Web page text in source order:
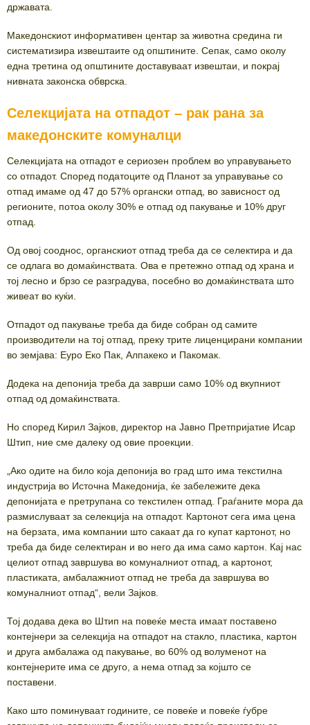
државата.
Македонскиот информативен центар за животна средина ги
систематизира извештаите од општините. Сепак, само околу
една третина од општините доставуваат извештаи, и покрај
нивната законска обврска.
Селекцијата на отпадот – рак рана за
македонските комуналци
Селекцијата на отпадот е сериозен проблем во управувањето
со отпадот. Според податоците од Планот за управување со
отпад имаме од 47 до 57% органски отпад, во зависност од
регионите, потоа околу 30% е отпад од пакување и 10% друг
отпад.
Од овој сооднос, органскиот отпад треба да се селектира и да
се одлага во домаќинствата. Ова е претежно отпад од храна и
тој лесно и брзо се разградува, посебно во домаќинствата што
живеат во куќи.
Отпадот од пакување треба да биде собран од самите
производители на тој отпад, преку трите лиценцирани компании
во земјава: Еуро Еко Пак, Алпакеко и Пакомак.
Додека на депонија треба да заврши само 10% од вкупниот
отпад од домаќинствата.
Но според Кирил Зајков, директор на Јавно Претпријатие Исар
Штип, ние сме далеку од овие проекции.
„Ако одите на било која депонија во град што има текстилна
индустрија во Источна Македонија, ќе забележите дека
депонијата е претрупана со текстилен отпад. Граѓаните мора да
размислуваат за селекција на отпадот. Картонот сега има цена
на берзата, има компании што сакаат да го купат картонот, но
треба да биде селектиран и во него да има само картон. Кај нас
целиот отпад завршува во комуналниот отпад, а картонот,
пластиката, амбалажниот отпад не треба да завршува во
комуналниот отпад“, вели Зајков.
Тој додава дека во Штип на повеќе места имаат поставено
контејнери за селекција на отпадот на стакло, пластика, картон
и друга амбалажа од пакување, во 60% од волуменот на
контејнерите има се друго, а нема отпад за којшто се
поставени.
Како што поминуваат годините, се повеќе и повеќе ѓубре